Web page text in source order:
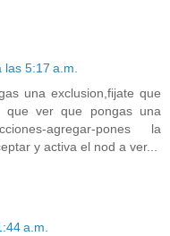
5:17 a.m.
una exclusion,fijate que
que ver que pongas una
agregar-pones la
y activa el nod a ver...
a.m.